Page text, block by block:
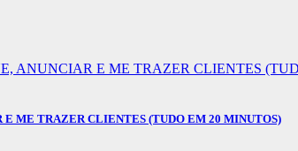
ME TRAZER CLIENTES (TUDO EM 20 MINUTOS)